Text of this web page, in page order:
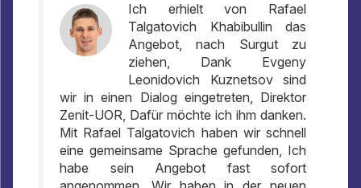
Ich erhielt von Rafael
Talgatovich Khabibullin das
Angebot, nach Surgut zu
ziehen, Dank Evgeny
Leonidovich Kuznetsov sind
wir in einen Dialog eingetreten, Direktor
Zenit-UOR, Dafür möchte ich ihm danken.
Mit Rafael Talgatovich haben wir schnell
eine gemeinsame Sprache gefunden, Ich
habe sein Angebot fast sofort